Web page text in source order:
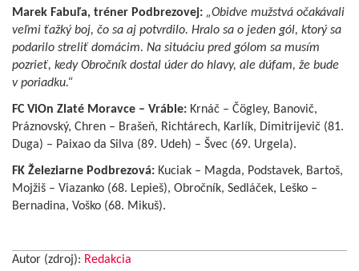
Marek Fabuľa, tréner Podbrezovej: „Obidve mužstvá očakávali
veľmi ťažký boj, čo sa aj potvrdilo. Hralo sa o jeden gól, ktorý sa
podarilo streliť domácim. Na situáciu pred gólom sa musím
pozrieť, kedy Obročník dostal úder do hlavy, ale dúfam, že bude
v poriadku.“
FC ViOn Zlaté Moravce – Vráble: Krnáč – Čögley, Banovič,
Práznovský, Chren – Brašeň, Richtárech, Karlík, Dimitrijevič (81.
Duga) – Paixao da Silva (89. Udeh) – Švec (69. Urgela).
FK Železiarne Podbrezová: Kuciak – Magda, Podstavek, Bartoš,
Mojžiš – Viazanko (68. Lepieš), Obročník, Sedláček, Leško –
Bernadina, Voško (68. Mikuš).
Autor (zdroj): Redakcia